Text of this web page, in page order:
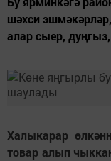
шәхси
алар сыер,
Халыкарар
товар алып